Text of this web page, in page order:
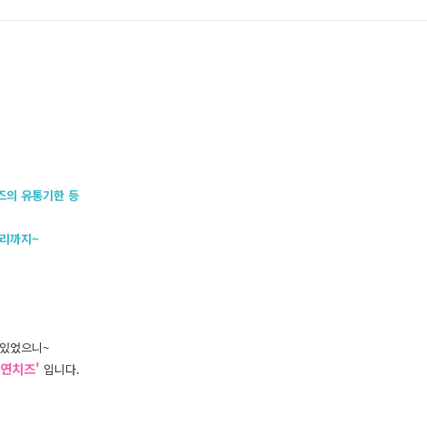
의 유통기한 등
까지~
었으니~
치즈' 입니다.